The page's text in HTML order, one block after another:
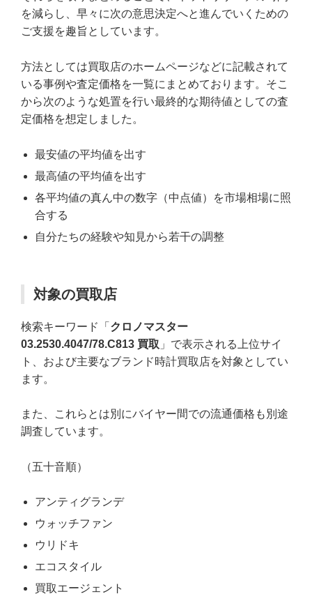
を減らし、早々に次の意思決定へと進んでいくための
ご支援を趣旨としています。
方法としては買取店のホームページなどに記載されて
いる事例や査定価格を一覧にまとめております。そこ
から次のような処置を行い最終的な期待値としての査
定価格を想定しました。
最安値の平均値を出す
最高値の平均値を出す
各平均値の真ん中の数字（中点値）を市場相場に照
合する
自分たちの経験や知見から若干の調整
対象の買取店
検索キーワード「 クロノマスター
03.2530.4047/78.C813 買取 」で表示される上位サイ
ト、および主要なブランド時計買取店を対象としてい
ます。
また、これらとは別にバイヤー間での流通価格も別途
調査しています。
（五十音順）
アンティグランデ
ウォッチファン
ウリドキ
エコスタイル
買取エージェント